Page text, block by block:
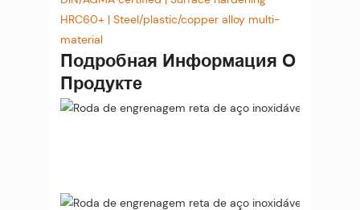
HRC60+ | Steel/plastic/copper alloy multi-
material
Подробная Информация О
Продукте